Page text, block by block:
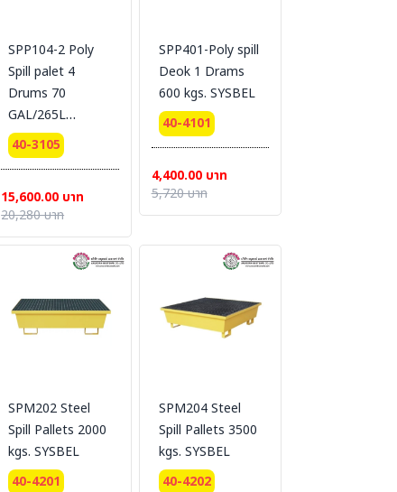
SPP104-2 Poly
Spill palet 4
Drums 70
GAL/265L
Loading 3000 kg.
SYSBEL
40-3105
15,600.00 บาท
20,280 บาท
SPP401-Poly spill
Deok 1 Drams
600 kgs. SYSBEL
40-4101
4,400.00 บาท
5,720 บาท
SPM202 Steel
Spill Pallets 2000
kgs. SYSBEL
40-4201
SPM204 Steel
Spill Pallets 3500
kgs. SYSBEL
40-4202